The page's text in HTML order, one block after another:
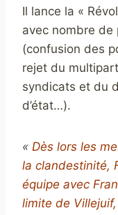
Il lance la «
avec nombre de
(confusion des
rejet du
syndicats et du
d’état…).
« Dès lors les
la clandestinité,
équipe avec
limite de